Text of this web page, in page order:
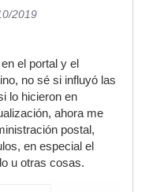
2019
el portal y el
no sé si influyó las
lo hicieron en
ahora me
postal,
en especial el
u otras cosas.